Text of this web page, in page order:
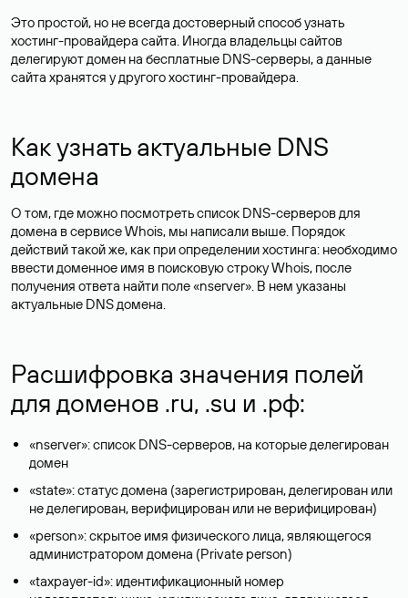
Это простой, но не всегда достоверный способ узнать
хостинг-провайдера сайта. Иногда владельцы сайтов
делегируют домен на бесплатные DNS-серверы, а данные
сайта хранятся у другого хостинг-провайдера.
Как узнать актуальные DNS
домена
О том, где можно посмотреть список DNS-серверов для
домена в сервисе Whois, мы написали выше. Порядок
действий такой же, как при определении хостинга: необходимо
ввести доменное имя в поисковую строку Whois, после
получения ответа найти поле «nserver». В нем указаны
актуальные DNS домена.
Расшифровка значения полей
для доменов .ru, .su и .рф:
«nserver»: список DNS-серверов, на которые делегирован
домен
«state»: статус домена (зарегистрирован, делегирован или
не делегирован, верифицирован или не верифицирован)
«person»: скрытое имя физического лица, являющегося
администратором домена (Privatе person)
«taxpayer-id»: идентификационный номер